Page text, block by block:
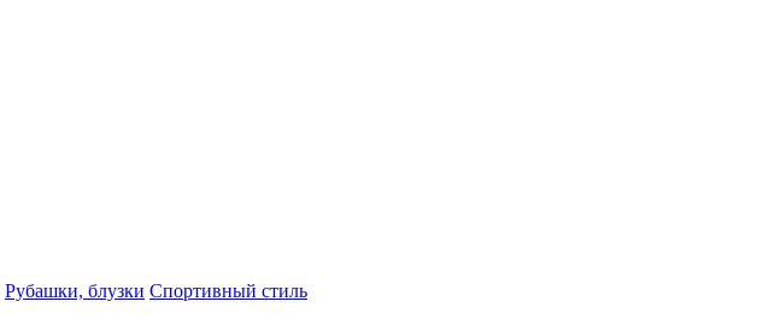
Рубашки, блузки Спортивный стиль